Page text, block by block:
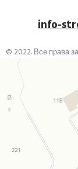
info-
© 2022. Все права